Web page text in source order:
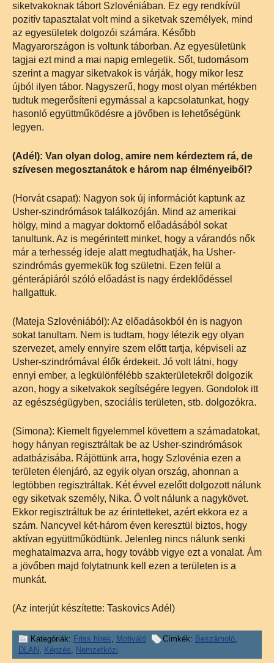
siketvakoknak tábort Szlovéniában. Ez egy rendkívül
pozitív tapasztalat volt mind a siketvak személyek, mind
az egyesületek dolgozói számára. Később
Magyarországon is voltunk táborban. Az egyesületünk
tagjai ezt mind a mai napig emlegetik. Sőt, tudomásom
szerint a magyar siketvakok is várják, hogy mikor lesz
újból ilyen tábor. Nagyszerű, hogy most olyan mértékben
tudtuk megerősíteni egymással a kapcsolatunkat, hogy
hasonló együttműködésre a jövőben is lehetőségünk
legyen.
(Adél): Van olyan dolog, amire nem kérdeztem rá, de
szívesen megosztanátok e három nap élményeiből?
(Horvát csapat): Nagyon sok új információt kaptunk az
Usher-szindrómások találkozóján. Mind az amerikai
hölgy, mind a magyar doktornő előadásából sokat
tanultunk. Az is megérintett minket, hogy a várandós nők
már a terhesség ideje alatt megtudhatják, ha Usher-
szindrómás gyermekük fog születni. Ezen felül a
génterápiáról szóló előadást is nagy érdeklődéssel
hallgattuk.
(Mateja Szlovéniából): Az előadásokból én is nagyon
sokat tanultam. Nem is tudtam, hogy létezik egy olyan
szervezet, amely ennyire szem előtt tartja, képviseli az
Usher-szindrómával élők érdekeit. Jó volt látni, hogy
ennyi ember, a legkülönfélébb szakterületekről dolgozik
azon, hogy a siketvakok segítségére legyen. Gondolok itt
az egészségügyben, szociális területen, stb. dolgozókra.
(Simona): Kiemelt figyelemmel követtem a számadatokat,
hogy hányan regisztráltak be az Usher-szindrómások
adatbázisába. Rájöttünk arra, hogy Szlovénia ezen a
területen élenjáró, az egyik olyan ország, ahonnan a
legtöbben regisztráltak. Két évvel ezelőtt dolgozott nálunk
egy siketvak személy, Nika. Ő volt nálunk a nagykövet.
Ekkor regisztráltuk be az érintetteket, azért ekkora ez a
szám. Nancyvel két-három éven keresztül biztos, hogy
aktívan együttműködtünk. Jelenleg nincs nálunk senki
meghatalmazva arra, hogy tovább vigye ezt a vonalat. Ám
a jövőben majd folytatnunk kell ezen a területen is a
munkát.
(Az interjút készítette: Taskovics Adél)
Kategóriák: Friss hírek, Motiváló Címkék: Beszámoló,
DLAN , Képzés, Nemzetközi